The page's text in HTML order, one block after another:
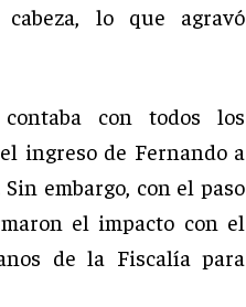
lo que agravó
con todos los
ingreso de Fernando a
embargo, con el paso
el impacto con el
de la Fiscalía para